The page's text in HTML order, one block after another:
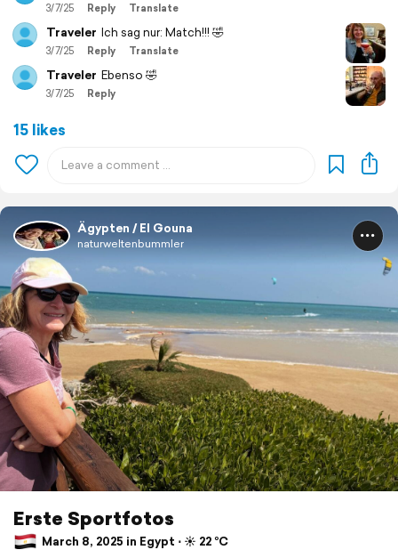
3/7/25 Reply Translate
Traveler Ich sag nur: Match!!! 🤣
3/7/25 Reply Translate
Traveler Ebenso 🤣
3/7/25 Reply
15 likes
Ägypten / El Gouna
naturweltenbummler
Erste Sportfotos
March 8, 2025 in Egypt ⋅ ☀️ 22 °C